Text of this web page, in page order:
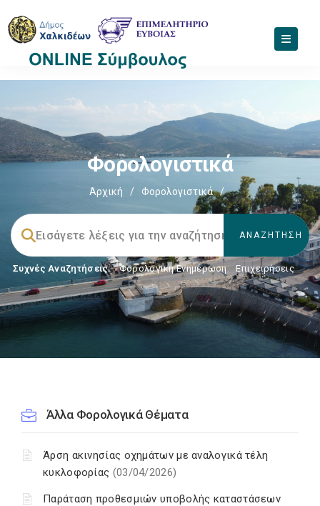
Φορολογιστικά
Αρχική / Φορολογιστικά /
Συχνές Αναζητήσεις: Φορολογικη Ενημέρωση, Επιχειρήσεις
Άλλα Φορολογικά Θέματα
Άρση ακινησίας οχημάτων με αναλογικά τέλη
κυκλοφορίας (03/04/2026)
Παράταση προθεσμιών υποβολής καταστάσεων